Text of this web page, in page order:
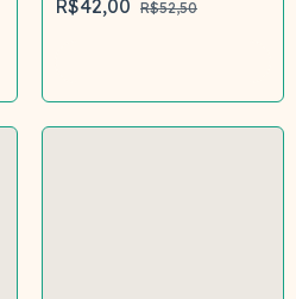
R$42,00 R$52,50